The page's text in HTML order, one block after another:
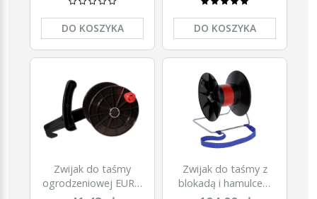
DO KOSZYKA DO KOSZYKA
Zwijak do taśmy
ogrodzeniowej EURO
Zwijak do taśmy z
blokadą i hamulcem